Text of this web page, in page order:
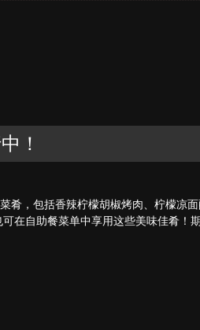
！
肴，包括香辣柠檬胡椒烤肉、柠檬凉
在自助餐菜单中享用这些美味佳肴！